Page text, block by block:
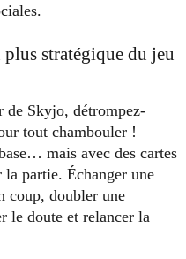
stratégique du jeu
de Skyjo, détrompez-
tout chambouler !
mais avec des cartes
partie. Échanger une
coup, doubler une
le doute et relancer la